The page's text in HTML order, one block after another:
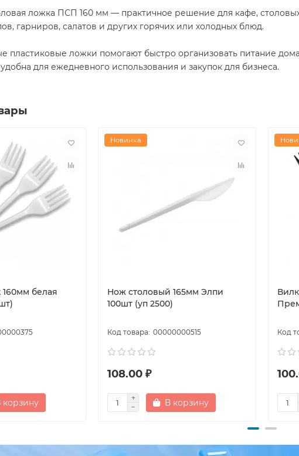
ложка ПСП 160 мм — практичное решение для кафе,
гарниров, салатов и других горячих или холодных блюд.
пластиковые ложки помогают быстро организовать питание
для ежедневного использования и закупок для бизнеса.
160мм белая
корзину
Новинка
Нож столовый 165мм Элпи
100шт (уп 2500)
00000000515
108.00 ₽
В корзину